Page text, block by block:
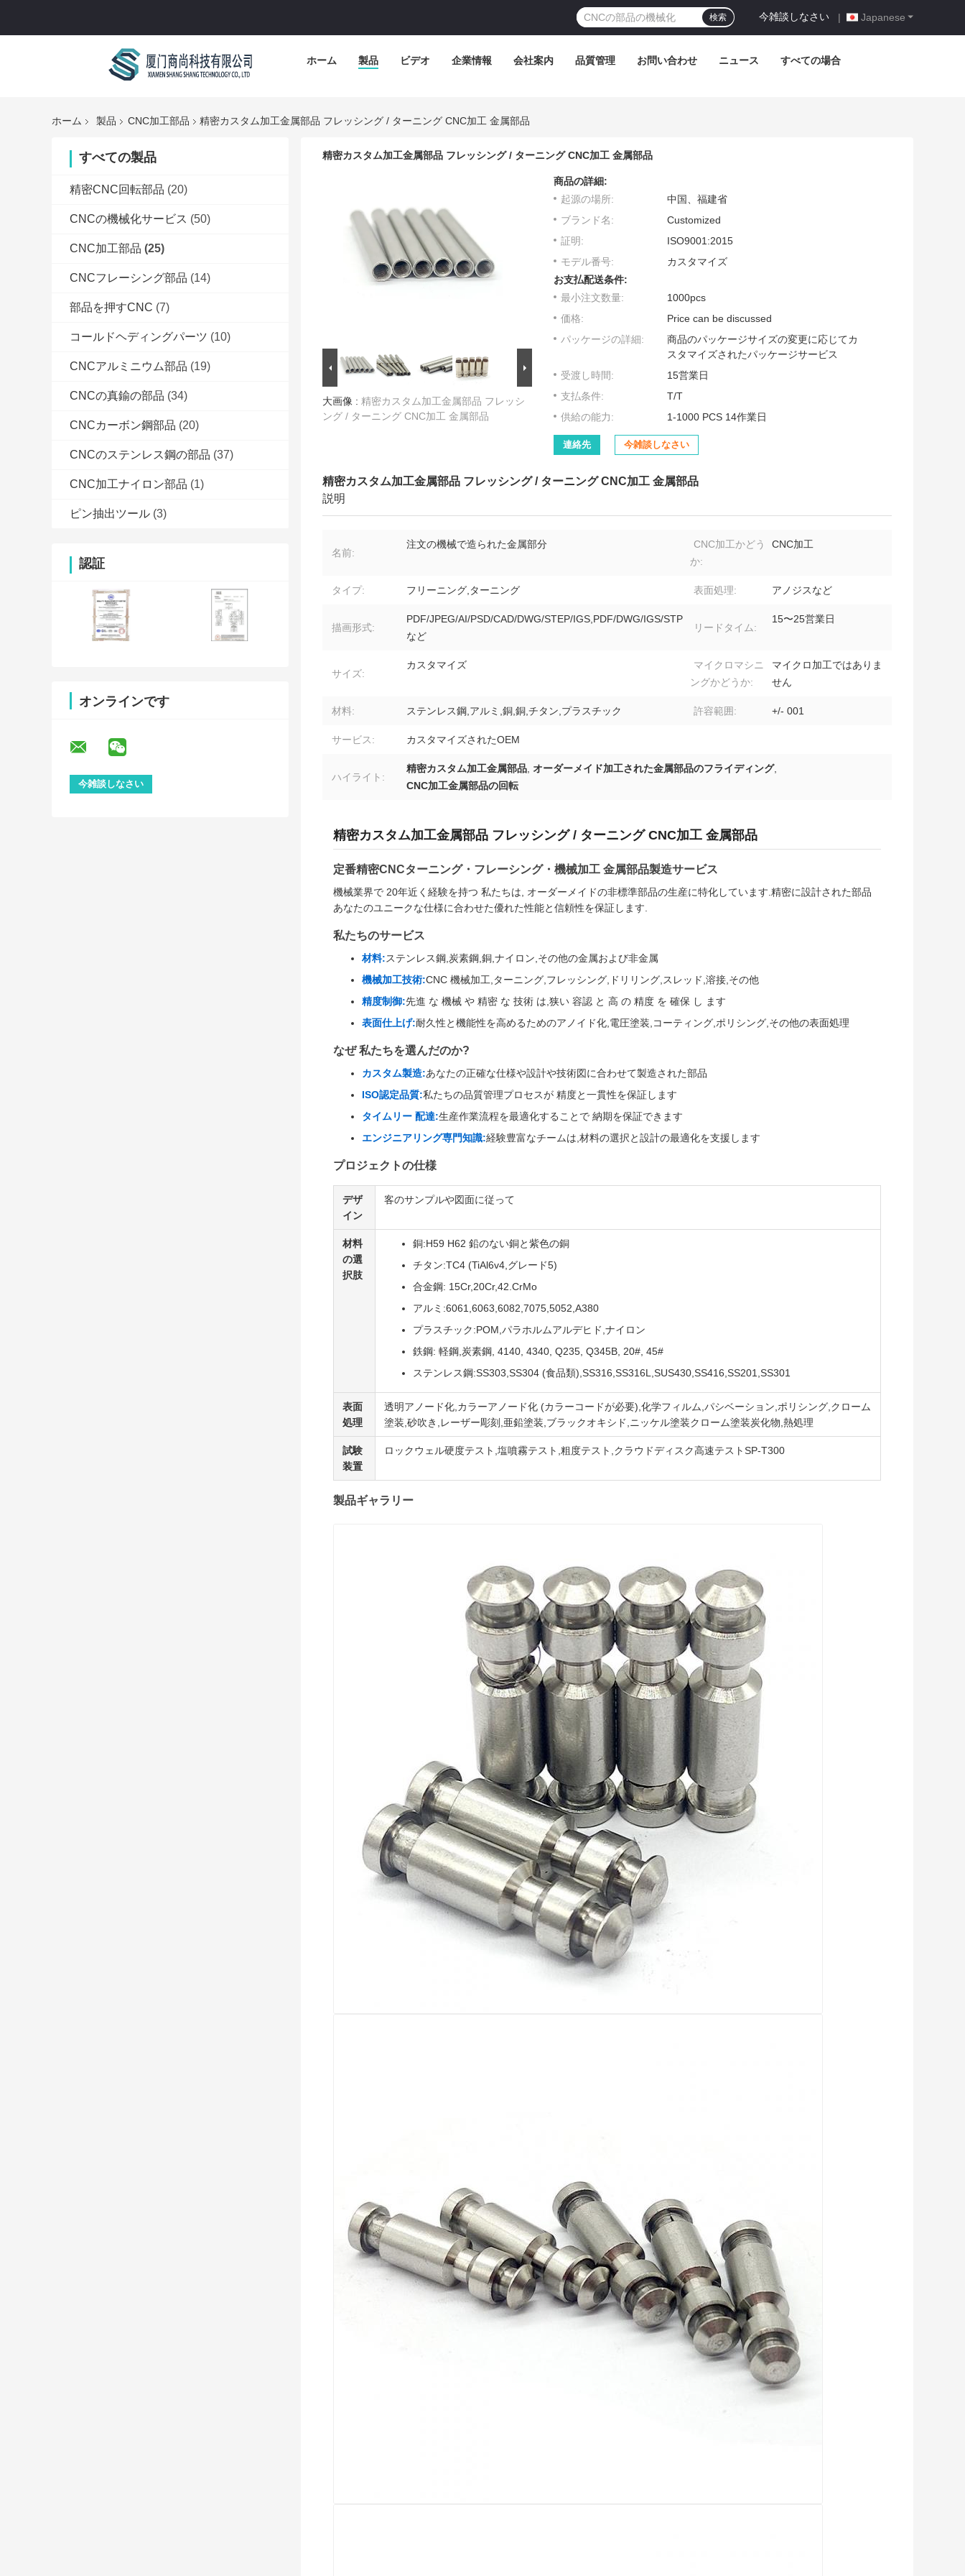
Japanese
今雑談しなさい |
検索
ホーム 製品 ビデオ 企業情報 会社案内 品質管理 お問い合わせ ニュース すべての場合
ホーム 製品 CNC加工部品 精密カスタム加工金属部品 フレッシング / ターニング CNC加工 金属部品
すべての製品
精密CNC回転部品 (20)
CNCの機械化サービス (50)
CNC加工部品 (25)
CNCフレーシング部品 (14)
部品を押すCNC (7)
コールドヘディングパーツ (10)
CNCアルミニウム部品 (19)
CNCの真鍮の部品 (34)
CNCカーボン鋼部品 (20)
CNCのステンレス鋼の部品 (37)
CNC加工ナイロン部品 (1)
ピン抽出ツール (3)
認証
オンラインです
精密カスタム加工金属部品 フレッシング / ターニング CNC加工 金属部品
大画像 : 精密カスタム加工金属部品 フレッシ
ング / ターニング CNC加工 金属部品
商品の詳細:
起源の場所:
中国、福建省
ブランド名:
Customized
証明:
ISO9001:2015
モデル番号:
カスタマイズ
お支払配送条件:
最小注文数量:
1000pcs
価格:
Price can be discussed
パッケージの詳細:
商品のパッケージサイズの変更に応じてカ
スタマイズされたパッケージサービス
受渡し時間:
15営業日
支払条件:
T/T
供給の能力:
1-1000 PCS 14作業日
連絡先 今雑談しなさい
精密カスタム加工金属部品 フレッシング / ターニング CNC加工 金属部品
説明
名前:
注文の機械で造られた金属部分
CNC加工かどう
か:
CNC加工
タイプ: フリーニング,ターニング 表面処理: アノジスなど
描画形式:
PDF/JPEG/AI/PSD/CAD/DWG/STEP/IGS,PDF/DWG/IGS/STP
など
リードタイム:
15〜25営業日
サイズ:
カスタマイズ
マイクロマシニ
ングかどうか:
マイクロ加工ではありま
せん
材料: ステンレス鋼,アルミ,銅,銅,チタン,プラスチック 許容範囲: +/- 001
サービス: カスタマイズされたOEM
ハイライト:
精密カスタム加工金属部品, オーダーメイド加工された金属部品のフライディング,
CNC加工金属部品の回転
精密カスタム加工金属部品 フレッシング / ターニング CNC加工 金属部品
定番精密CNCターニング・フレーシング・機械加工 金属部品製造サービス
機械業界で 20年近く経験を持つ 私たちは, オーダーメイドの非標準部品の生産に特化しています.精密に設計された部品
あなたのユニークな仕様に合わせた優れた性能と信頼性を保証します.
私たちのサービス
材料:ステンレス鋼,炭素鋼,銅,ナイロン,その他の金属および非金属
機械加工技術:CNC 機械加工,ターニング,フレッシング,ドリリング,スレッド,溶接,その他
精度制御:先進 な 機械 や 精密 な 技術 は,狭い 容認 と 高 の 精度 を 確保 し ます
表面仕上げ:耐久性と機能性を高めるためのアノイド化,電圧塗装,コーティング,ポリシング,その他の表面処理
なぜ 私たちを選んだのか?
カスタム製造:あなたの正確な仕様や設計や技術図に合わせて製造された部品
ISO認定品質:私たちの品質管理プロセスが 精度と一貫性を保証します
タイムリー 配達:生産作業流程を最適化することで 納期を保証できます
エンジニアリング専門知識:経験豊富なチームは,材料の選択と設計の最適化を支援します
プロジェクトの仕様
デザ
イン
客のサンプルや図面に従って
材料
の選
択肢
銅:H59 H62 鉛のない銅と紫色の銅
チタン:TC4 (TiAl6v4,グレード5)
合金鋼: 15Cr,20Cr,42.CrMo
アルミ:6061,6063,6082,7075,5052,A380
プラスチック:POM,パラホルムアルデヒド,ナイロン
鉄鋼: 軽鋼,炭素鋼, 4140, 4340, Q235, Q345B, 20#, 45#
ステンレス鋼:SS303,SS304 (食品類),SS316,SS316L,SUS430,SS416,SS201,SS301
表面
処理
透明アノード化,カラーアノード化 (カラーコードが必要),化学フィルム,パシベーション,ポリシング,クローム
塗装,砂吹き,レーザー彫刻,亜鉛塗装,ブラックオキシド,ニッケル塗装クローム塗装炭化物,熱処理
試験
装置
ロックウェル硬度テスト,塩噴霧テスト,粗度テスト,クラウドディスク高速テストSP-T300
製品ギャラリー